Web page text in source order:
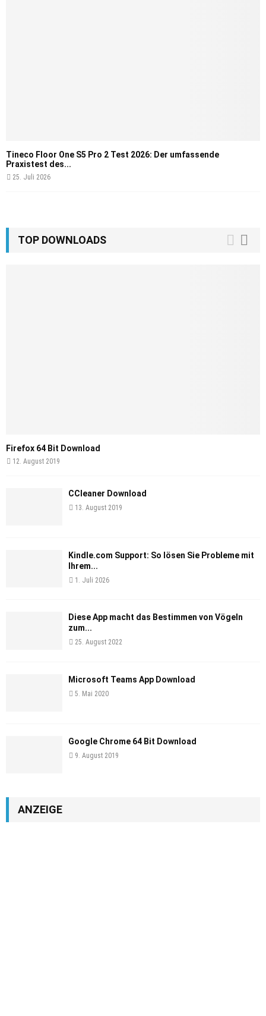
Tineco Floor One S5 Pro 2 Test 2026: Der umfassende
Praxistest des...
25. Juli 2026
TOP DOWNLOADS
Firefox 64 Bit Download
12. August 2019
CCleaner Download
13. August 2019
Kindle.com Support: So lösen Sie Probleme mit
Ihrem...
1. Juli 2026
Diese App macht das Bestimmen von Vögeln
zum...
25. August 2022
Microsoft Teams App Download
5. Mai 2020
Google Chrome 64 Bit Download
9. August 2019
ANZEIGE